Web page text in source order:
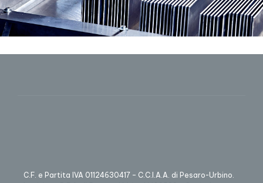
C.F. e Partita IVA 01124630417 – C.C.I.A.A. di Pesaro-Urbino.